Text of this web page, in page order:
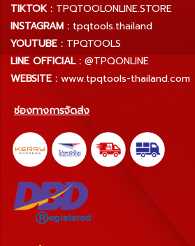
TIKTOK : TPQTOOLONLINE.STORE
INSTAGRAM : tpqtools.thailand
YOUTUBE : TPQTOOLS
LINE OFFICIAL : @TPQONLINE
WEBSITE : www.tpqtools-thailand.com
ช่องทางการจัดส่ง